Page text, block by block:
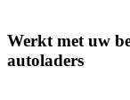
Werkt met uw
autoladers